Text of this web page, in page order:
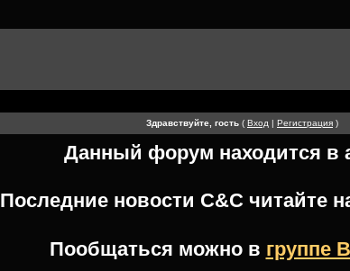
Здравствуйте, гость ( Вход | Регистрация )
Данный форум находится в
Последние новости C&C читайте
Пообщаться можно в группе